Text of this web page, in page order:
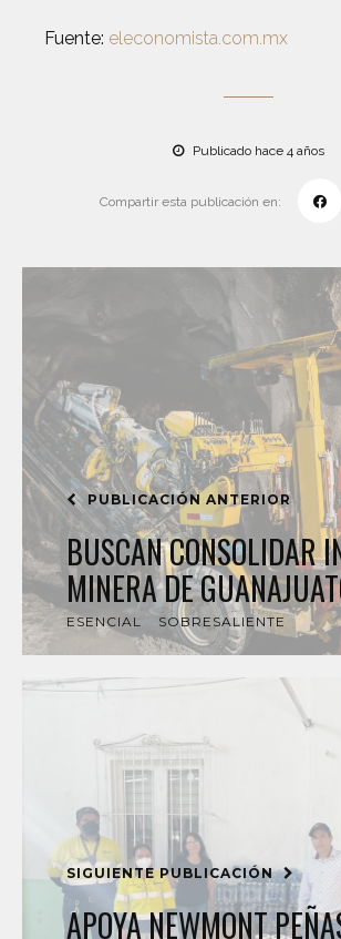
Fuente: eleconomista.com.mx
Publicado hace 4 años
Compartir esta publicación en:
PUBLICACIÓN ANTERIOR
BUSCAN CONSOLIDAR
MINERA DE
ESENCIAL SOBRESALIENTE
SIGUIENTE PUBLICACIÓN
APOYA NEWMONT